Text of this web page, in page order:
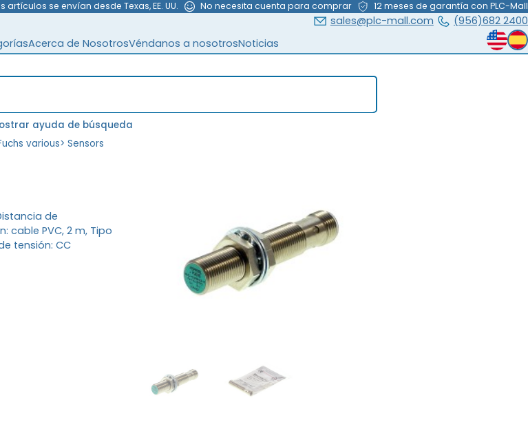
artículos se envían desde Texas, EE. UU. No necesita cuenta para comprar 12 meses de garantía con PLC-Mall
Acerca de NosotrosVéndanos a nosotrosNoticias
(956)682 2400
sales@plc-mall.com
ayuda de búsqueda
various> Sensors
de
cable PVC, 2 m, Tipo
tensión: CC